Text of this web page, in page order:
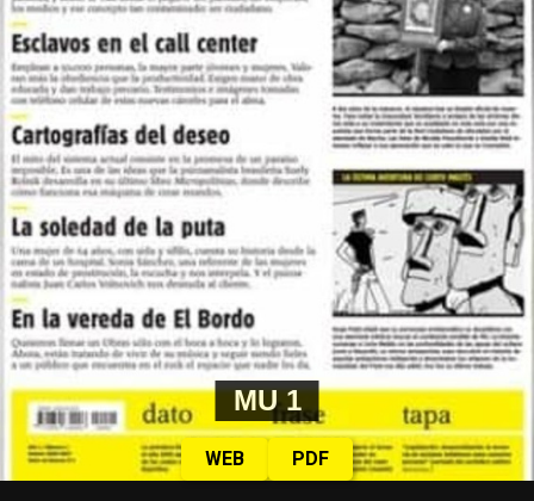
Las mujeres de Córdoba ganando las calles, pese a la lluvia, y pese a
todo.Fotos: Nany Palazzini /lavaca.org
MU 1
WEB PDF